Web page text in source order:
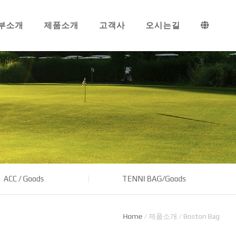
소개 제품소개 고객사 오시는길
ACC / Goods TENNI BAG/Goods
Home /제품소개 / Boston Bag